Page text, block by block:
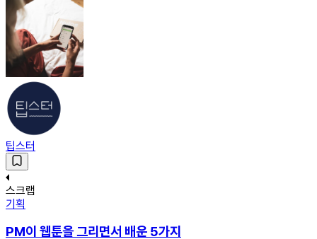
팁스터
스크랩
기획
PM이 웹툰을 그리면서 배운 5가지